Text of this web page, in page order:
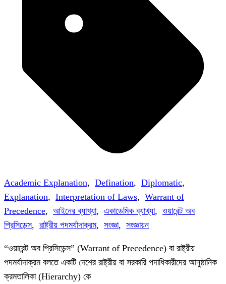
Academic Explanation, Defination, Diplomatic,
Explanation, Interpretation of Laws, Warrant of
Precedence, আইনের ব্যাখ্যা, একাডেমিক ব্যাখ্যা, ওয়ারেন্ট অব
প্রিসিডেন্স, রাষ্ট্রীয় পদমর্যাদাক্রম, সংজ্ঞা, সংজ্ঞায়ন
“ওয়ারেন্ট অব প্রিসিডেন্স” (Warrant of Precedence) বা রাষ্ট্রীয়
পদমর্যাদাক্রম বলতে একটি দেশের রাষ্ট্রীয় বা সরকারি পদাধিকারীদের আনুষ্ঠানিক
ক্রমতালিকা (Hierarchy) কে